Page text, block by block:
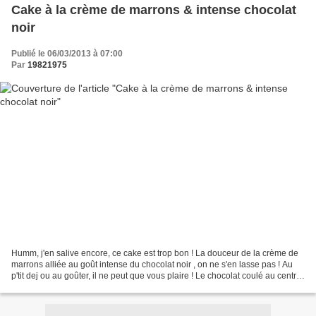
Cake à la crème de marrons & intense chocolat
noir
Publié le 06/03/2013 à 07:00
Par 19821975
Humm, j'en salive encore, ce cake est trop bon ! La douceur de la crème de
marrons alliée au goût intense du chocolat noir , on ne s'en lasse pas ! Au
p'tit dej ou au goûter, il ne peut que vous plaire ! Le chocolat coulé au centre